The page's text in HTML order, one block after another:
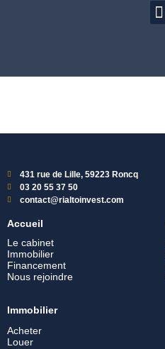
431 rue de Lille, 59223 Roncq
03 20 55 37 50
contact@rialtoinvest.com
Accueil
Le cabinet
Immobilier
Financement
Nous rejoindre
Immobilier
Acheter
Louer